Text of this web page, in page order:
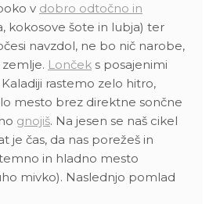
v dobro odtočno in
kokosove šote in lubja) ter
navzdol, ne bo nič narobe,
Lonček s posajenimi
rastemo zelo hitro,
mesto brez direktne sončne
gnojiš. Na jesen se naš cikel
je čas, da nas porežeš in
in hladno mesto
mivko). Naslednjo pomlad